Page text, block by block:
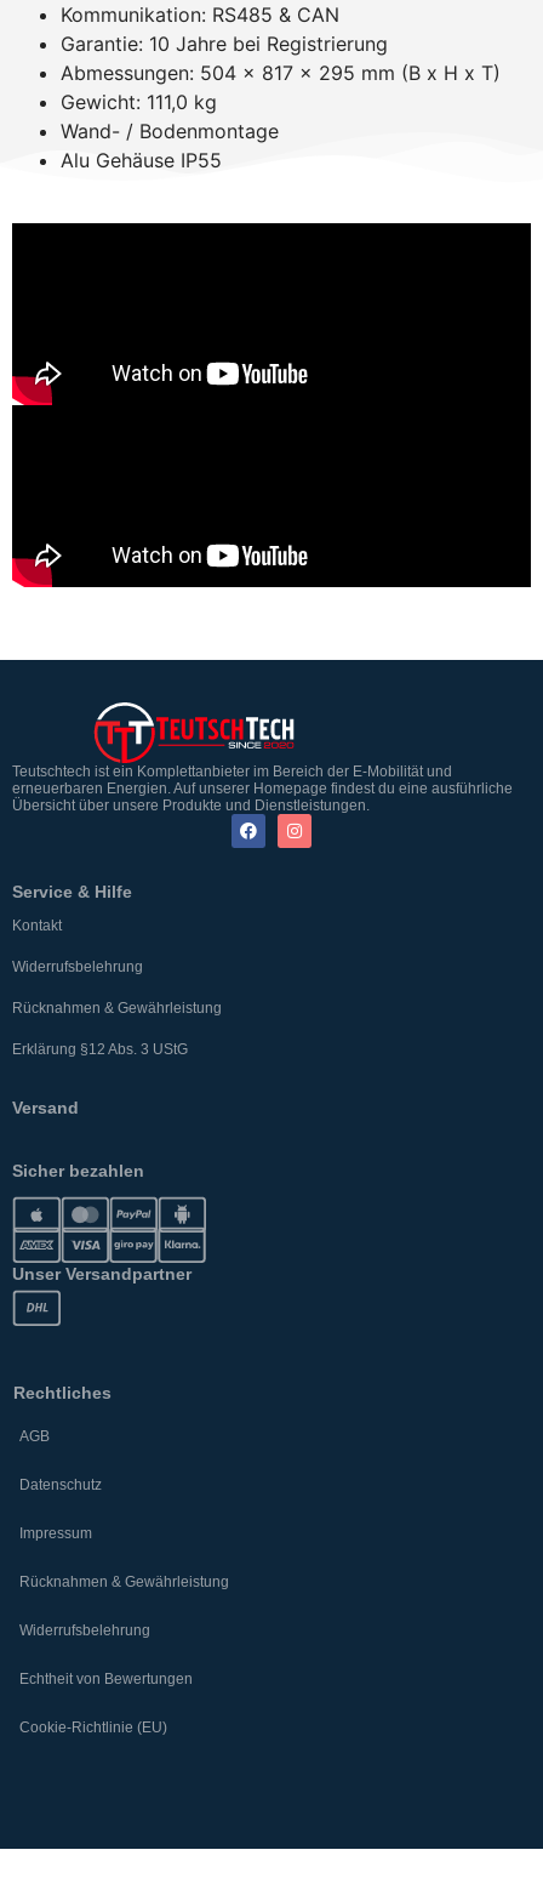
Kommunikation: RS485 & CAN
Garantie: 10 Jahre bei Registrierung
Abmessungen: 504 x 817 x 295 mm (B x H x T)
Gewicht: 111,0 kg
Wand- / Bodenmontage
Alu Gehäuse IP55
Teutschtech ist ein Komplettanbieter im Bereich der E-Mobilität und
erneuerbaren Energien. Auf unserer Homepage findest du eine ausführliche
Übersicht über unsere Produkte und Dienstleistungen.
Service & Hilfe
Kontakt
Widerrufsbelehrung
Rücknahmen & Gewährleistung
Erklärung §12 Abs. 3 UStG
Versand
Sicher bezahlen
Unser Versandpartner
Rechtliches
AGB
Datenschutz
Impressum
Rücknahmen & Gewährleistung
Widerrufsbelehrung
Echtheit von Bewertungen
Cookie-Richtlinie (EU)